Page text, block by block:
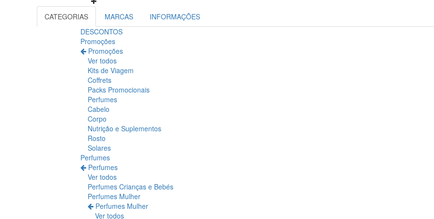
CATEGORIAS MARCAS
INFORMAÇÕES
DESCONTOS
Promoções
Promoções
Ver todos
Kits de Viagem
Coffrets
Packs Promocionais
Perfumes
Cabelo
Corpo
Nutrição e Suplementos
Rosto
Solares
Perfumes
Perfumes
Ver todos
Perfumes Crianças e Bebés
Perfumes Mulher
Perfumes Mulher
Ver todos